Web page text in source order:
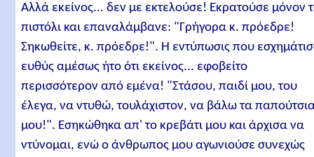
Αλλά εκείνος... δεν με εκτελούσε! Εκρατούσε μόνον
πιστόλι και επαναλάμβανε: "Γρήγορα κ. πρόεδρε!
Σηκωθείτε, κ. πρόεδρε!". Η εντύπωσις που
ευθύς αμέσως ήτο ότι εκείνος... εφοβείτο
περισσότερον από εμένα! "Στάσου, παιδί μου, του
έλεγα, να ντυθώ, τουλάχιστον, να βάλω τα
μου!". Εσηκώθηκα απ' το κρεβάτι μου και άρχισα να
ντύνομαι, ενώ ο άνθρωπος μου αγωνιούσε συνεχώς